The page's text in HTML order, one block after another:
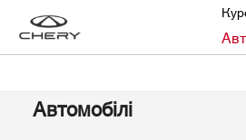
CHERY
Автомобілі